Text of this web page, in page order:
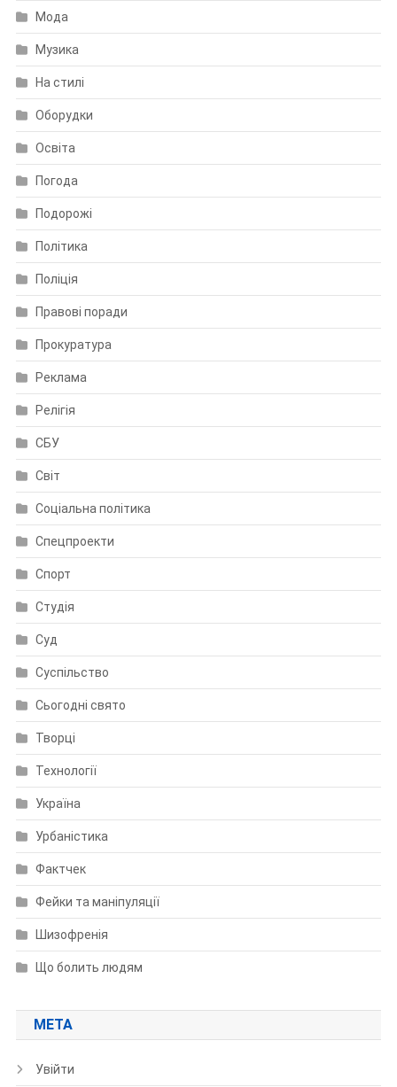
Мода
Музика
На стилі
Оборудки
Освіта
Погода
Подорожі
Політика
Поліція
Правові поради
Прокуратура
Реклама
Релігія
СБУ
Світ
Соціальна політика
Спецпроекти
Спорт
Студія
Суд
Суспільство
Сьогодні свято
Творці
Технології
Україна
Урбаністика
Фактчек
Фейки та маніпуляції
Шизофренія
Що болить людям
МЕТА
Увійти